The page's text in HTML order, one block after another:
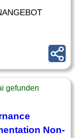
gefunden
Non-